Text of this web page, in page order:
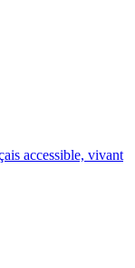
accessible, vivant